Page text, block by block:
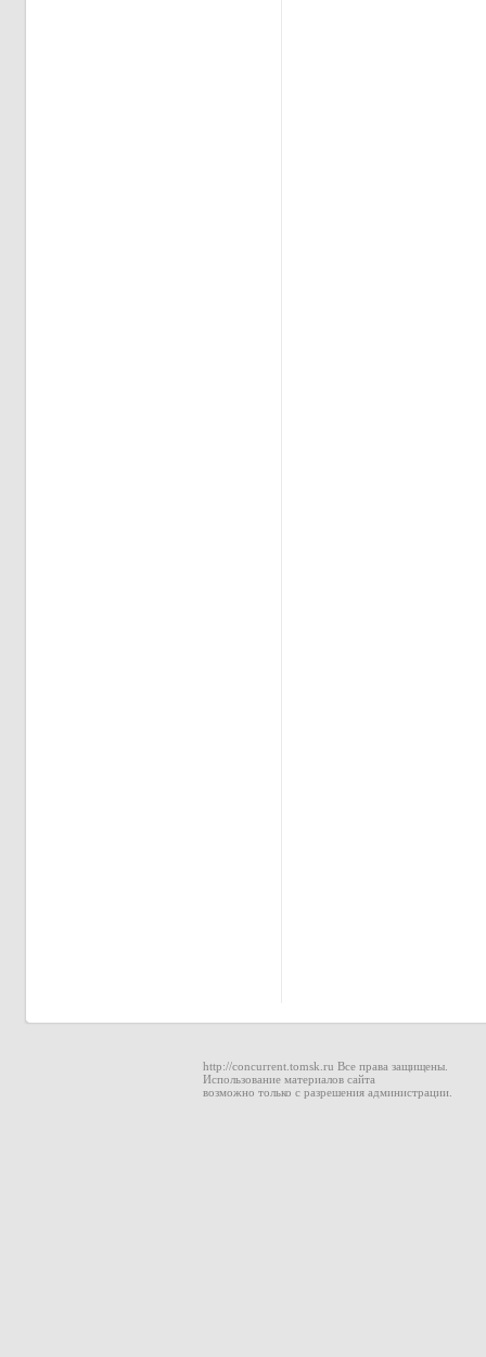
http://concurrent.tomsk.ru Все права защищены.
Использование материалов сайта
возможно только с разрешения администрации.